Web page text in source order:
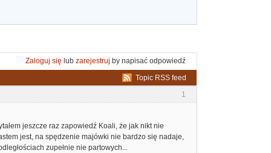
Zaloguj się lub zarejestruj by napisać odpowiedź
Topic RSS feed
1
jeszcze raz zapowiedź Koali, że jak nikt nie
jest, na spędzenie majówki nie bardzo się nadaje,
zupełnie nie partowych...